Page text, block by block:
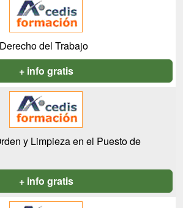
del Trabajo
+ info gratis
y Limpieza en el Puesto de
+ info gratis